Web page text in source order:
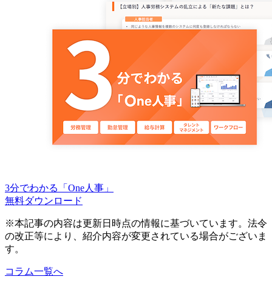
3分でわかる「One人事」
無料ダウンロード
※本記事の内容は更新日時点の情報に基づいています。法令
の改正等により、紹介内容が変更されている場合がございま
す。
コラム一覧へ